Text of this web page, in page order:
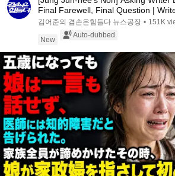
Final Farewell, Final Question |
김어준의 겸손은힘들다 뉴스공장 • 151K
New
Auto-dubbed